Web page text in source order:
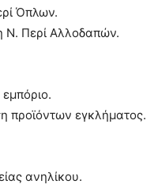
Όπλων.
Ν. Περί Αλλοδαπών.
προϊόντων εγκλήματος.
ανηλίκου.